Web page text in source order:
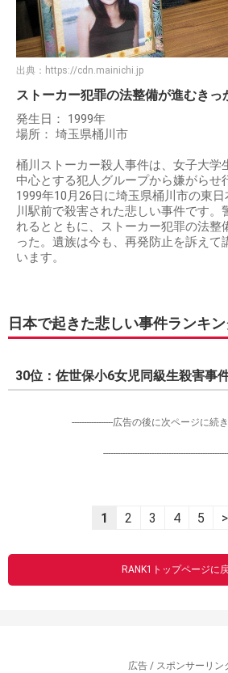
出典： https://cdn.mainichi.jp
ストーカー犯罪の法整備が進むきっ
発生日： 1999年
場所： 埼玉県桶川市
桶川ストーカー殺人事件は、女子大学
中心とする犯人グループから嫌がらせ
1999年10月26日に埼玉県桶川市の東
川駅前で殺害された悲しい事件です。
れるとともに、ストーカー犯罪の法整
った。遺族は今も、再発防止を訴えて
います。
日本で起きた悲しい事件ランキ
30位：佐世保小6女児同級生殺害事
-----------------広告の後に次ページに続き
1 2 3 4 5 >
RANK1トップページに
広告 / スポンサーリン